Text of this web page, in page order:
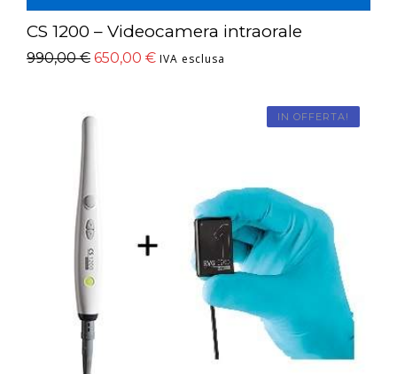
CS 1200 – Videocamera intraorale
990,00€ 650,00 € IVA esclusa
IN OFFERTA!